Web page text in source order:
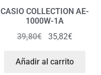
CASIO COLLECTION AE-
1000W-1A
39,80€ 35,82€
Añadir al carrito